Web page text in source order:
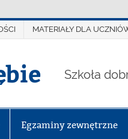
MATERIAŁY DLA
Szkoła
Egzaminy zewnętrzne